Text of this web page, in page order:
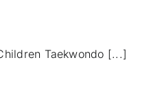
Taekwondo [...]